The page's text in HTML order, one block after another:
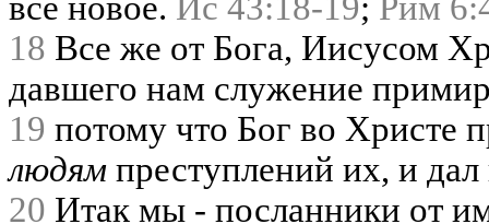
18 Все же от Бога, Иисусом
давшего нам служение
19 потому что Бог во Христе
людям преступлений их, и
20 Итак мы - посланники от